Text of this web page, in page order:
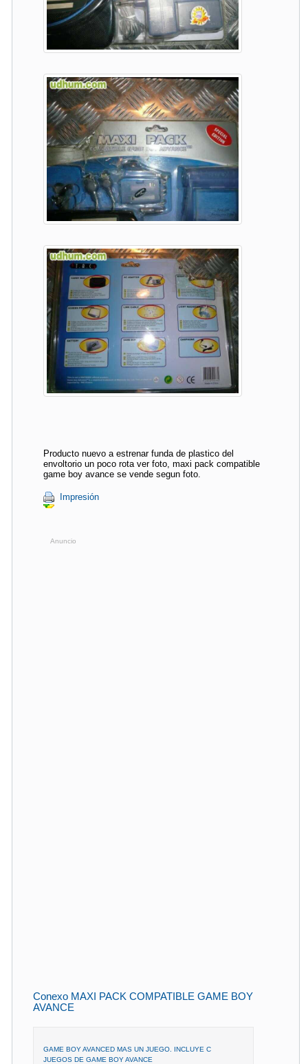
Producto nuevo a estrenar funda de plastico del
envoltorio un poco rota ver foto, maxi pack compatible
game boy avance se vende segun foto.
Impresión
Anuncio
Conexo MAXI PACK COMPATIBLE GAME BOY
AVANCE
GAME BOY AVANCED MAS UN JUEGO. INCLUYE C
JUEGOS DE GAME BOY AVANCE